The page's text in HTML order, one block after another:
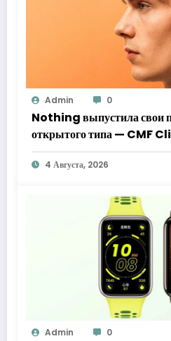
Admin 0
Nothing выпустила свои
открытого типа — CMF
4 Августа, 2026
Admin 0